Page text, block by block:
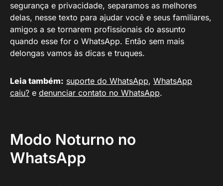
segurança e privacidade, separamos as melhores
delas, nesse texto para ajudar você e seus familiares,
amigos a se tornarem profissionais do assunto
quando esse for o WhatsApp. Então sem mais
delongas vamos às dicas e truques.
Leia também: suporte do WhatsApp, WhatsApp
caiu? e denunciar contato no WhatsApp.
Modo Noturno no
WhatsApp